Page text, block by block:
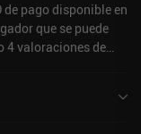
de pago disponible en
que se puede
4 valoraciones de
iOS.